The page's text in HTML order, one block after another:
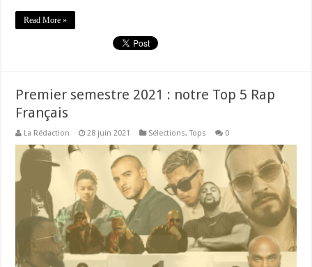
Read More »
Premier semestre 2021 : notre Top 5 Rap
Français
La Rédaction 28 juin 2021 Sélections,Tops 0